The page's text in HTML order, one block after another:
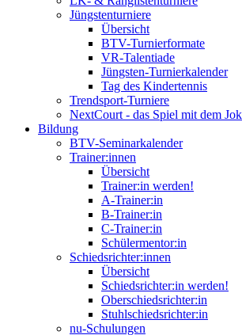
Jüngstenturniere
Übersicht
BTV-Turnierformate
VR-Talentiade
Jüngsten-Turnierkalender
Tag des Kindertennis
Trendsport-Turniere
NextCourt - das Spiel mit dem
Bildung
BTV-Seminarkalender
Trainer:innen
Übersicht
Trainer:in werden!
A-Trainer:in
B-Trainer:in
C-Trainer:in
Schülermentor:in
Schiedsrichter:innen
Übersicht
Schiedsrichter:in werden!
Oberschiedsrichter:in
Stuhlschiedsrichter:in
nu-Schulungen